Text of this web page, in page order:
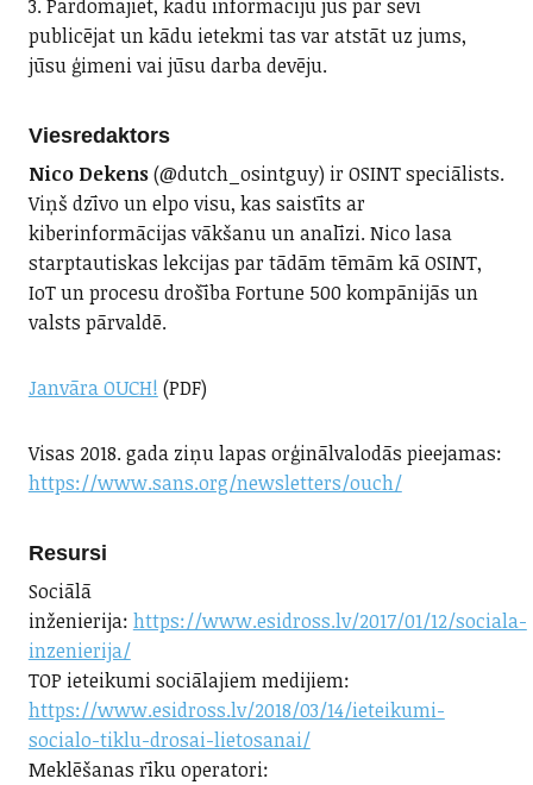
3. Pārdomājiet, kādu informāciju jūs par sevi
publicējat un kādu ietekmi tas var atstāt uz jums,
jūsu ģimeni vai jūsu darba devēju.
Viesredaktors
Nico Dekens(@dutch_osintguy) ir OSINT speciālists.
Viņš dzīvo un elpo visu, kas saistīts ar
kiberinformācijas vākšanu un analīzi. Nico lasa
starptautiskas lekcijas par tādām tēmām kā OSINT,
IoT un procesu drošība Fortune 500 kompānijās un
valsts pārvaldē.
Janvāra OUCH! (PDF)
Visas 2018. gada ziņu lapas orģinālvalodās pieejamas:
https://www.sans.org/newsletters/ouch/
Resursi
Sociālā
inženierija: https://www.esidross.lv/2017/01/12/sociala-
inzenierija/
TOP ieteikumi sociālajiem medijiem:
https://www.esidross.lv/2018/03/14/ieteikumi-
socialo-tiklu-drosai-lietosanai/
Meklēšanas rīku operatori: